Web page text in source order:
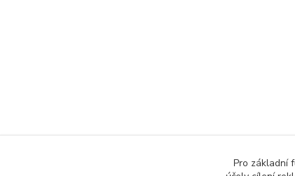
Pro základní